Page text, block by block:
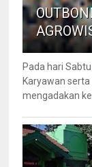
Pada hari
Karyawan
mengadakan